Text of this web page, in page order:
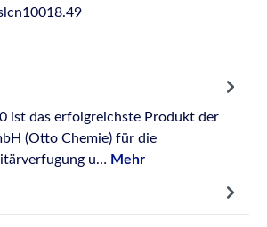
ist das erfolgreichste Produkt der
(Otto Chemie) für die
u… Mehr